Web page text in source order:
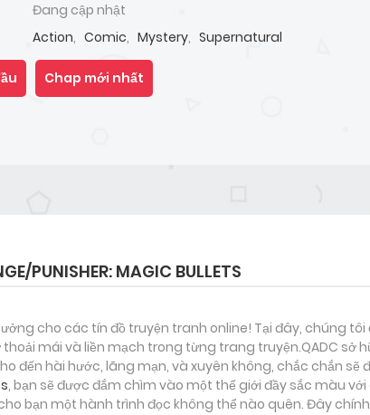
Đang cập nhật
Action, Comic, Mystery, Supernatural
Chap mới nhất
PUNISHER: MAGIC BULLETS
cho các tín đồ truyện tranh online! Tại đây, chúng
mái và liền mạch trong từng trang truyện.QADC sở
đến hài hước, lãng mạn, và xuyên không, chắc chắn sẽ
, bạn sẽ được đắm chìm vào một thế giới đầy sắc màu
bạn một hành trình đọc không thể nào quên. Đây